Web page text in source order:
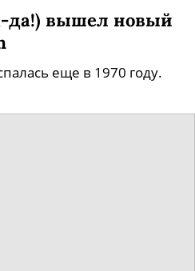
да!) вышел новый
еще в 1970 году.